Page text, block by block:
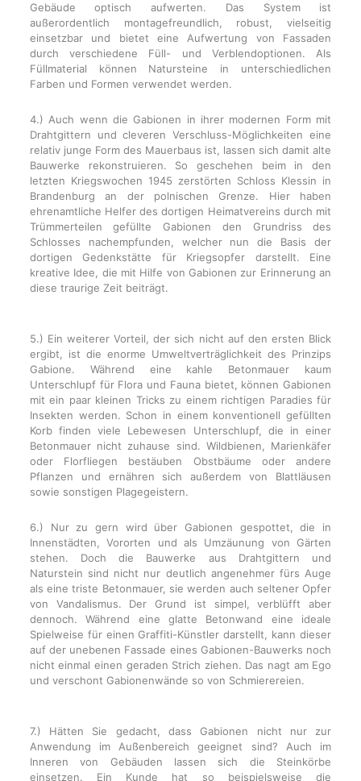
Gebäude optisch aufwerten. Das System ist
außerordentlich montagefreundlich, robust, vielseitig
einsetzbar und bietet eine Aufwertung von Fassaden
durch verschiedene Füll- und Verblendoptionen. Als
Füllmaterial können Natursteine in unterschiedlichen
Farben und Formen verwendet werden.
4.) Auch wenn die Gabionen in ihrer modernen Form mit
Drahtgittern und cleveren Verschluss-Möglichkeiten eine
relativ junge Form des Mauerbaus ist, lassen sich damit alte
Bauwerke rekonstruieren. So geschehen beim in den
letzten Kriegswochen 1945 zerstörten Schloss Klessin in
Brandenburg an der polnischen Grenze. Hier haben
ehrenamtliche Helfer des dortigen Heimatvereins durch mit
Trümmerteilen gefüllte Gabionen den Grundriss des
Schlosses nachempfunden, welcher nun die Basis der
dortigen Gedenkstätte für Kriegsopfer darstellt. Eine
kreative Idee, die mit Hilfe von Gabionen zur Erinnerung an
diese traurige Zeit beiträgt.
5.) Ein weiterer Vorteil, der sich nicht auf den ersten Blick
ergibt, ist die enorme Umweltverträglichkeit des Prinzips
Gabione. Während eine kahle Betonmauer kaum
Unterschlupf für Flora und Fauna bietet, können Gabionen
mit ein paar kleinen Tricks zu einem richtigen Paradies für
Insekten werden. Schon in einem konventionell gefüllten
Korb finden viele Lebewesen Unterschlupf, die in einer
Betonmauer nicht zuhause sind. Wildbienen, Marienkäfer
oder Florfliegen bestäuben Obstbäume oder andere
Pflanzen und ernähren sich außerdem von Blattläusen
sowie sonstigen Plagegeistern.
6.) Nur zu gern wird über Gabionen gespottet, die in
Innenstädten, Vororten und als Umzäunung von Gärten
stehen. Doch die Bauwerke aus Drahtgittern und
Naturstein sind nicht nur deutlich angenehmer fürs Auge
als eine triste Betonmauer, sie werden auch seltener Opfer
von Vandalismus. Der Grund ist simpel, verblüfft aber
dennoch. Während eine glatte Betonwand eine ideale
Spielweise für einen Graffiti-Künstler darstellt, kann dieser
auf der unebenen Fassade eines Gabionen-Bauwerks noch
nicht einmal einen geraden Strich ziehen. Das nagt am Ego
und verschont Gabionenwände so von Schmierereien.
7.) Hätten Sie gedacht, dass Gabionen nicht nur zur
Anwendung im Außenbereich geeignet sind? Auch im
Inneren von Gebäuden lassen sich die Steinkörbe
einsetzen. Ein Kunde hat so beispielsweise die